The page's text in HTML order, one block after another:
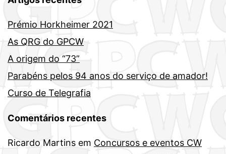
Prémio Horkheimer 2021
As QRG do GPCW
A origem do “73”
Parabéns pelos 94 anos do serviço de amador!
Curso de Telegrafia
Comentários recentes
Ricardo Martins em Concursos e eventos CW